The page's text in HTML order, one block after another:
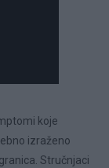
koje
izraženo
Stručnjaci